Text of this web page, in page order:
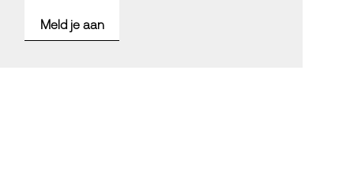
Meld je aan